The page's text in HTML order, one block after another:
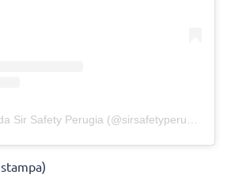
Un post condiviso da Sir Safety Perugia (@sirsafetyperugia)